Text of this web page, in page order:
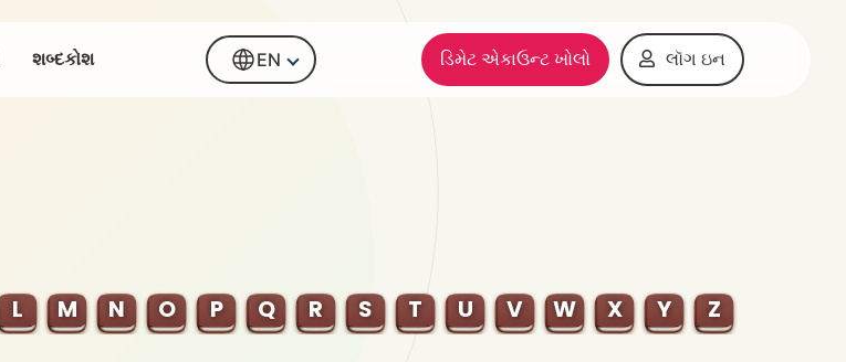
શબ્દકોશ EN ડિમેટ એકાઉન્ટ ખોલો લૉગ ઇન
L M N O P Q R S T U V W X Y Z